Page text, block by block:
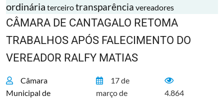
ordinária terceirotransparência vereadores
CÂMARA DE CANTAGALO RETOMA
TRABALHOS APÓS FALECIMENTO DO
VEREADOR RALFY MATIAS
Câmara
Municipal de
17 de
março de
4.864